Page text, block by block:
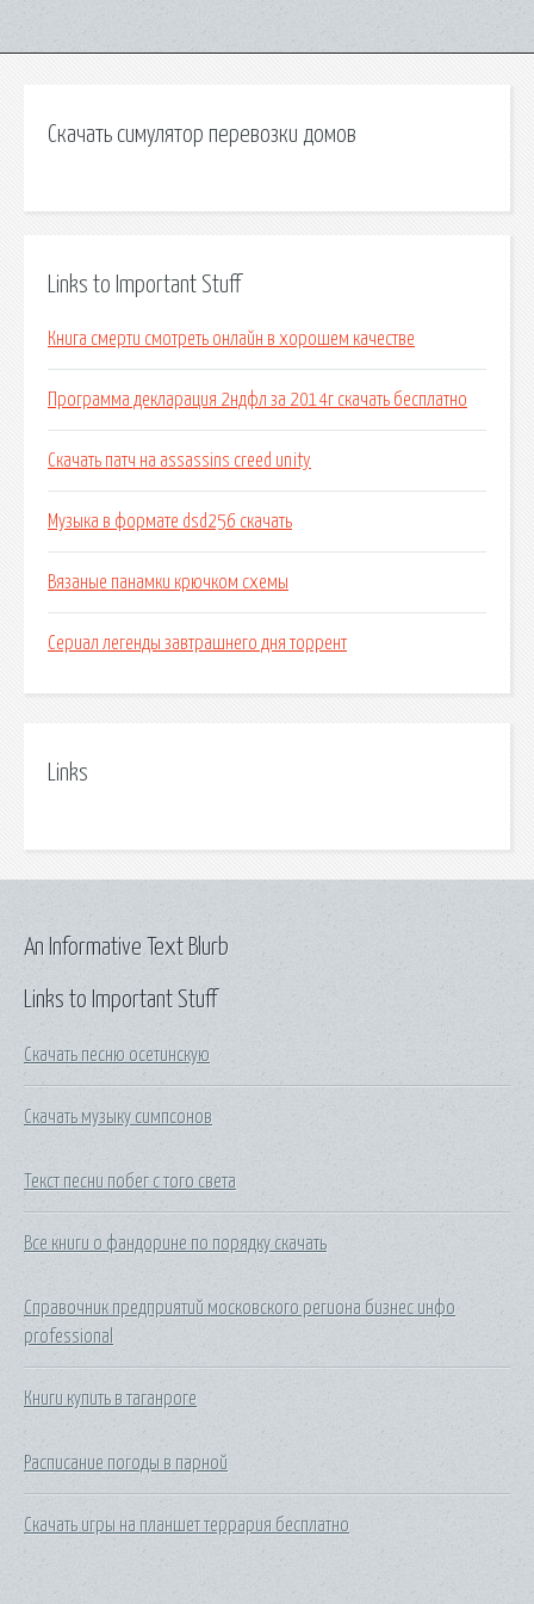
Скачать симулятор перевозки домов
Links to Important Stuff
Книга смерти смотреть онлайн в хорошем качестве
Программа декларация 2ндфл за 2014г скачать бесплатно
Скачать патч на assassins creed unity
Музыка в формате dsd256 скачать
Вязаные панамки крючком схемы
Сериал легенды завтрашнего дня торрент
Links
Links to Important Stuff
Скачать песню осетинскую
Скачать музыку симпсонов
Текст песни побег с того света
Все книги о фандорине по порядку скачать
Справочник предприятий московского региона бизнес инфо
professional
Книги купить в таганроге
Расписание погоды в парной
Скачать игры на планшет террария бесплатно
An Informative Text Blurb